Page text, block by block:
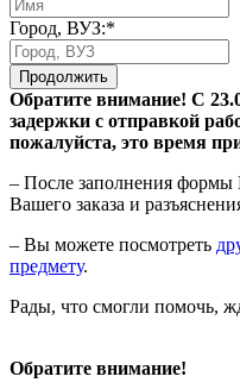
Город, ВУЗ:*
Продолжить
Обратите внимание! С
задержки с отправкой
пожалуйста, это время
– После заполнения формы
Вашего заказа и
– Вы можете посмотреть
предмету.
Рады, что смогли помочь,
Обратите внимание!